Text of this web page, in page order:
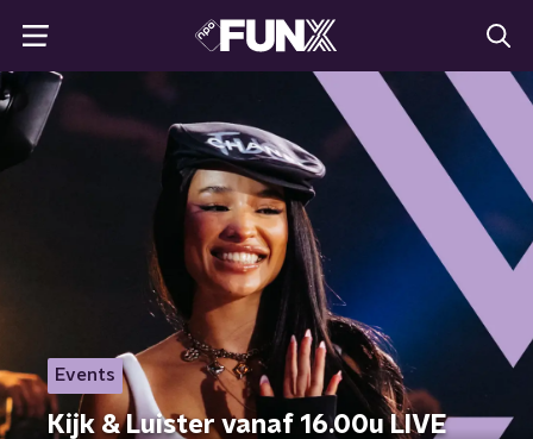
Events
Kijk & Luister vanaf 16.00u LIVE